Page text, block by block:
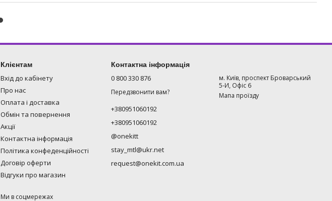
Клієнтам
Вхід до кабінету
Про нас
Оплата і доставка
Обмін та повернення
Акції
Контактна інформація
Політика конфеденційності
Договір оферти
Відгуки про магазин
Ми в соцмережах
Контактна інформація
0 800 330 876
Передзвонити вам?
+380951060192
+380951060192
@onekitt
stay_mtl@ukr.net
request@onekit.com.ua
м. Київ, проспект Броварський
5-И, Офіс 6
Мапа проїзду